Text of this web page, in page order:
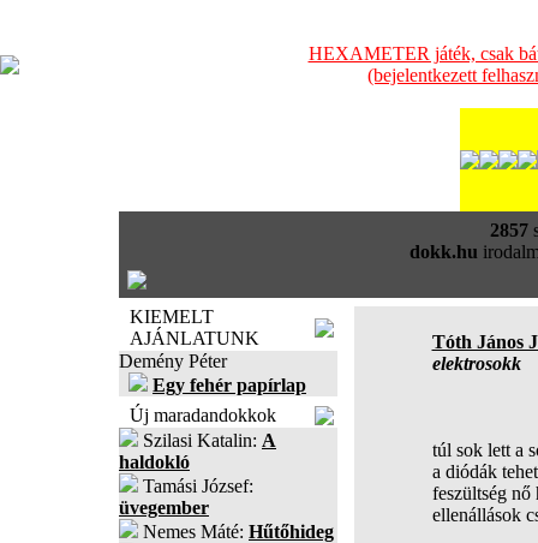
HEXAMETER játék, csak
(bejelentkezett
2857
dokk.hu
KIEMELT
AJÁNLATUNK
Demény Péter
Egy fehér papírlap
Új maradandokkok
Szilasi Katalin: A
haldokló
Tamási József:
üvegember
Nemes Máté: Hűtőhideg
Tóth János
elektrosokk
túl sok lett a
a diódák
feszültség nő
ellenállások